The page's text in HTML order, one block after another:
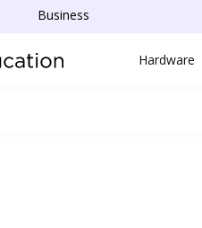
Business
Hardware